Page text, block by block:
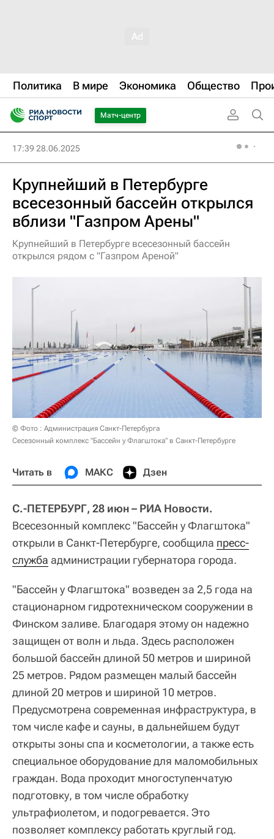
Политика В мире Экономика Общество
Матч-центр
17:39 28.06.2025
Крупнейший в Петербурге
всесезонный бассейн открылся
вблизи "Газпром Арены"
Крупнейший в Петербурге всесезонный бассейн
открылся рядом с "Газпром Ареной"
© Фото : Администрация Санкт-Петербурга
Сесезонный комплекс "Бассейн у Флагштока" в Санкт-Петербурге
Читать в МАКС Дзен
С.-ПЕТЕРБУРГ, 28 июн – РИА Новости.
Всесезонный комплекс "Бассейн у Флагштока"
открыли в Санкт-Петербурге, сообщила пресс-
служба администрации губернатора города.
"Бассейн у Флагштока" возведен за 2,5 года на
стационарном гидротехническом сооружении в
Финском заливе. Благодаря этому он надежно
защищен от волн и льда. Здесь расположен
большой бассейн длиной 50 метров и шириной
25 метров. Рядом размещен малый бассейн
длиной 20 метров и шириной 10 метров.
Предусмотрена современная инфраструктура, в
том числе кафе и сауны, в дальнейшем будут
открыты зоны спа и косметологии, а также есть
специальное оборудование для маломобильных
граждан. Вода проходит многоступенчатую
подготовку, в том числе обработку
ультрафиолетом, и подогревается. Это
позволяет комплексу работать круглый год.